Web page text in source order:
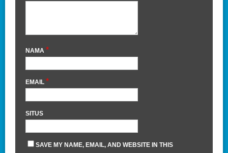
NAMA *
EMAIL *
SITUS
SAVE MY NAME, EMAIL, AND WEBSITE IN THIS